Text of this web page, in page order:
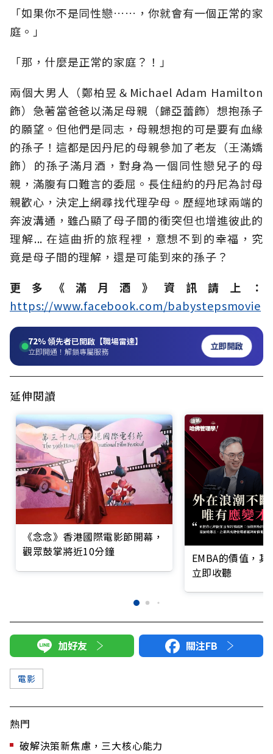
「如果你不是同性戀……， 你就會有一個正常的家
庭。」
「那，什麼是正常的家庭？！」
兩個大男人（鄭柏昱＆Michael Adam Hamilton
飾）急著當爸爸以滿足母親（歸亞蕾飾）想抱孫子
的願望。 但他們是同志，母親想抱的可是要有血緣
的孫子！這都是因丹尼的母親參加了老友（王滿嬌
飾） 的孫子滿月酒，對身為一個同性戀兒子的母
親，滿腹有口難言的委屈。 長住紐約的丹尼為討母
親歡心，決定上網尋找代理孕母。歷經地球兩端的
奔波溝通，雖凸顯了母子間的衝突但也增進彼此的
理解... 在這曲折的旅程裡，意想不到的幸福，究
竟是母子間的理解，還是可能到來的孫子？
更多《滿月酒》資訊請上：
https://www.facebook.com/babystepsmovie
72%領先者已開啟【職場雷達】
立即開通！解鎖專屬服務 立即開啟
延伸閱讀
《念念》香港國際電影節開幕，
觀眾鼓掌將近10分鐘
EMBA的價值，
立即收聽
加好友 關注FB
電影
熱門
破解決策新焦慮，三大核心能力